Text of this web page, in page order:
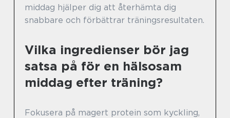
middag hjälper dig att återhämta dig
snabbare och förbättrar träningsresultaten.
Vilka ingredienser bör jag
satsa på för en hälsosam
middag efter träning?
Fokusera på magert protein som kyckling,